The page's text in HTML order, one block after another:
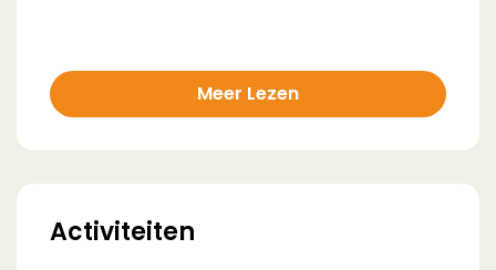
Meer Lezen
Activiteiten